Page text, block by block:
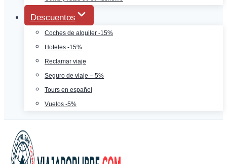
Descuentos
Coches de alquiler -15%
Hoteles -15%
Reclamar viaje
Seguro de viaje – 5%
Tours en español
Vuelos -5%